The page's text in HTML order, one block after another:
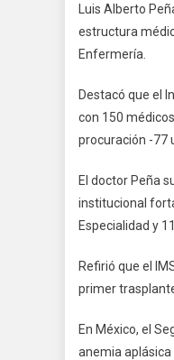
Luis Alberto
estructura
Enfermería.
Destacó que el
con 150
procuración -77
El doctor Peña
institucional
Especialidad y
Refirió que el
primer
En México, el
anemia aplásica